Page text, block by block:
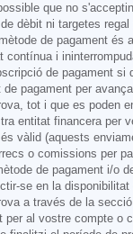
que no
dèbit ni targetes
de pagament és
contínua i
de pagament si
pagament per
tot i que es poden
entitat financera per
vàlid (aquests
o comissions per
de pagament i/o
se en la
a través de la
per al vostre compte o